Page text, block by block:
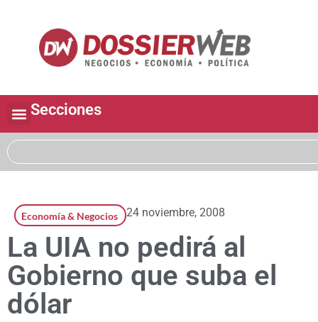
Secciones
Economía & Negocios 24 noviembre, 2008
La UIA no pedirá al
Gobierno que suba el
dólar